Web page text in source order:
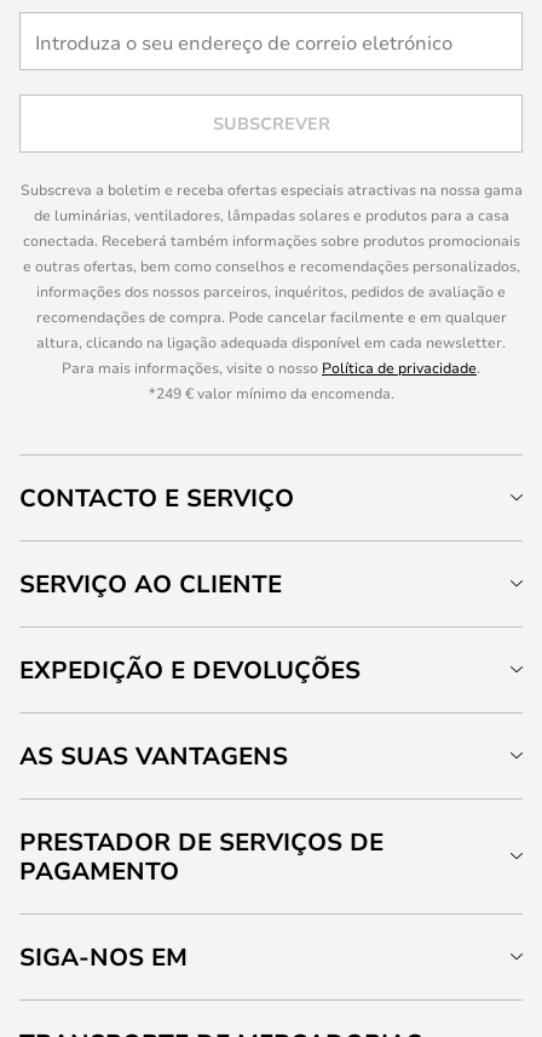
SUBSCREVER
Subscreva a boletim e receba ofertas especiais atractivas na nossa gama
de luminárias, ventiladores, lâmpadas solares e produtos para a casa
conectada. Receberá também informações sobre produtos promocionais
e outras ofertas, bem como conselhos e recomendações personalizados,
informações dos nossos parceiros, inquéritos, pedidos de avaliação e
recomendações de compra. Pode cancelar facilmente e em qualquer
altura, clicando na ligação adequada disponível em cada newsletter.
Para mais informações, visite o nosso Política de privacidade.
*249 € valor mínimo da encomenda.
CONTACTO E SERVIÇO
SERVIÇO AO CLIENTE
EXPEDIÇÃO E DEVOLUÇÕES
AS SUAS VANTAGENS
PRESTADOR DE SERVIÇOS DE
PAGAMENTO
SIGA-NOS EM